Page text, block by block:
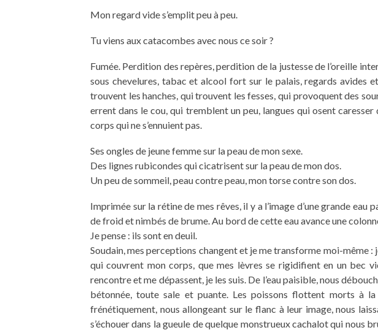
Mon regard vide s’emplit peu à peu.
Tu viens aux catacombes avec nous ce soir ?
Fumée. Perdition des repères, perdition de la justesse de l’oreille
sous chevelures, tabac et alcool fort sur le palais, regards avides
trouvent les hanches, qui trouvent les fesses, qui provoquent des
errent dans le cou, qui tremblent un peu, langues qui osent
corps qui ne s’ennuient pas.
Ses ongles de jeune femme sur la peau de mon sexe.
Des lignes rubicondes qui cicatrisent sur la peau de mon dos.
Un peu de sommeil, peau contre peau, mon torse contre son dos.
Imprimée sur la rétine de mes rêves, il y a l’image d’une grande eau
de froid et nimbés de brume. Au bord de cette eau avance une
Je pense : ils sont en deuil.
Soudain, mes perceptions changent et je me transforme moi-même :
qui couvrent mon corps, que mes lèvres se rigidifient en un bec
rencontre et me dépassent, je les suis. De l’eau paisible, nous
bétonnée, toute sale et puante. Les poissons flottent morts à la
frénétiquement, nous allongeant sur le flanc à leur image, nous
s’échouer dans la gueule de quelque monstrueux cachalot qui nous